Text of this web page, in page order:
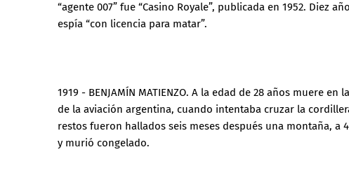
“agente 007” fue “Casino Royale”, publicada en 1952. Diez
espía “con licencia para matar”.
1919 - BENJAMÍN MATIENZO. A la edad de 28 años muere
de la aviación argentina, cuando intentaba cruzar la
restos fueron hallados seis meses después una montaña,
y murió congelado.